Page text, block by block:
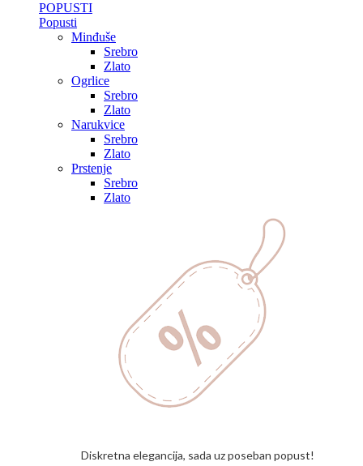
POPUSTI
Popusti
Minđuše
Srebro
Zlato
Ogrlice
Srebro
Zlato
Narukvice
Srebro
Zlato
Prstenje
Srebro
Zlato
Diskretna elegancija, sada uz poseban popust!